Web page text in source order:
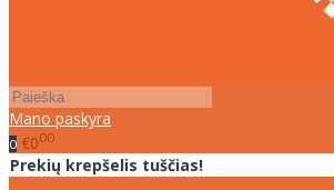
Mano paskyra
0 €000
Prekių krepšelis tuščias!